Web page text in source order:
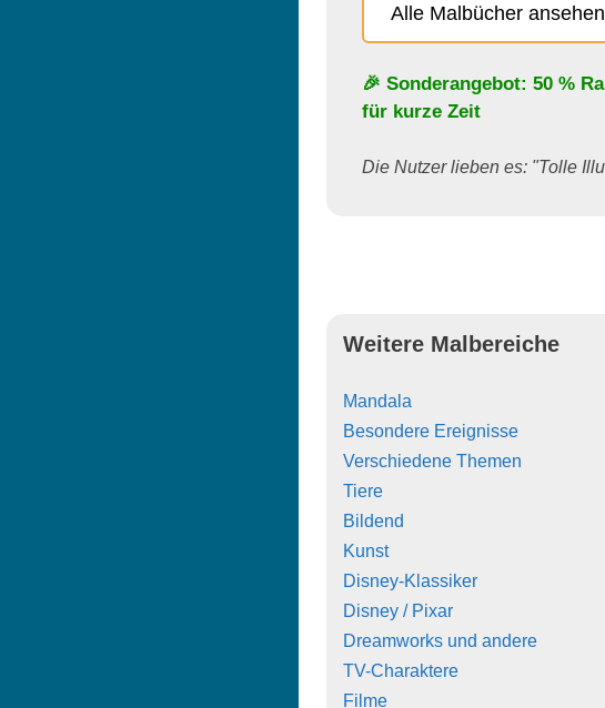
Alle Malbücher ansehen
🎉 Sonderangebot: 50 %
für kurze Zeit
Die Nutzer lieben es: "Tolle
Weitere Malbereiche
Mandala
Besondere Ereignisse
Verschiedene Themen
Tiere
Bildend
Kunst
Disney-Klassiker
Disney / Pixar
Dreamworks und andere
TV-Charaktere
Filme